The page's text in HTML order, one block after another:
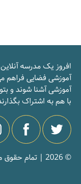
افروز یک مدرسه‌
آموزشی فضایی فراهم
آموزشی آشنا شوند و
با هم به اشتراک
© 2026 | تمام حقوق محفوظ است.